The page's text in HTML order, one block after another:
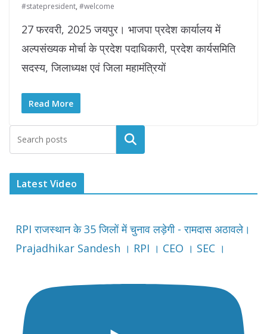
#statepresident, #welcome
27 फरवरी, 2025 जयपुर। भाजपा प्रदेश कार्यालय में
अल्पसंख्यक मोर्चा के प्रदेश पदाधिकारी, प्रदेश कार्यसमिति
सदस्य, जिलाध्यक्ष एवं जिला महामंत्रियों
Read More
Latest Video
RPI राजस्थान के 35 जिलों में चुनाव लड़ेगी - रामदास अठावले।
Prajadhikar Sandesh । RPI । CEO । SEC ।